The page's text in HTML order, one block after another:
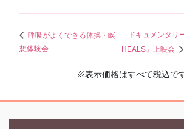
呼吸がよくできる体操・瞑
想体験会
ドキュメンタリ
HEALS』上映会
※表示価格はすべて税込です